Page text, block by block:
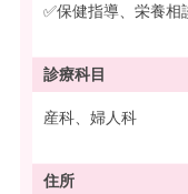
✅保健指導、栄養相
診療科目
産科、婦人科
住所